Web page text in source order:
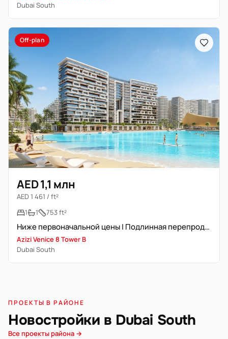
Dubai South
Off-plan
AED 1,1 млн
AED 1 461 / ft²
1
1 753 ft²
Ниже первоначальной цены | Подлинная перепродажа
Azizi Venice 8 Tower B
Dubai South
ПРОЕКТЫ В РАЙОНЕ
Новостройки в Dubai South
Все проекты района →